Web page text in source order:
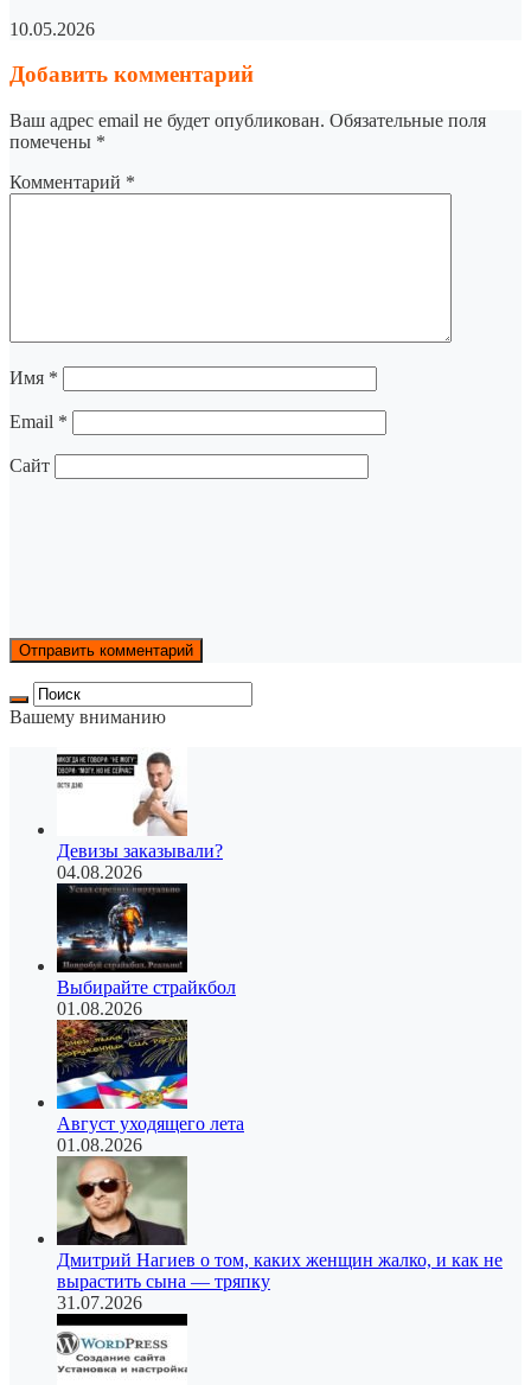
10.05.2026
Добавить комментарий
Ваш адрес email не будет опубликован. Обязательные поля
помечены *
Комментарий *
Имя *
Email *
Сайт
Вашему вниманию
Девизы заказывали?
04.08.2026
Выбирайте страйкбол
01.08.2026
Август уходящего лета
01.08.2026
Дмитрий Нагиев о том, каких женщин жалко, и как не
вырастить сына — тряпку
31.07.2026